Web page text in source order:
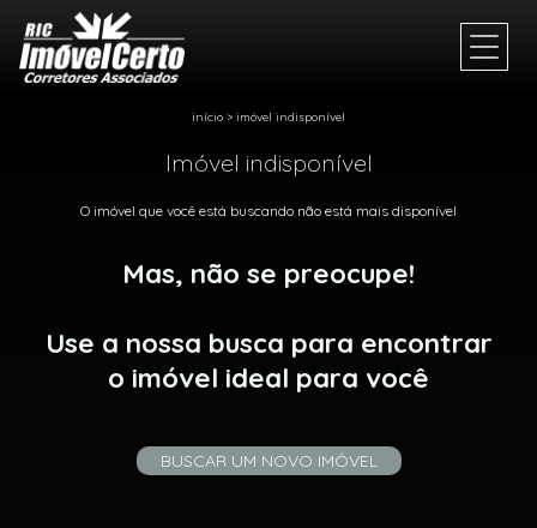
início > imóvel indisponível
Imóvel indisponível
O imóvel que você está buscando não está mais disponível
Mas, não se preocupe!
Use a nossa busca para encontrar
o imóvel ideal para você
BUSCAR UM NOVO IMÓVEL